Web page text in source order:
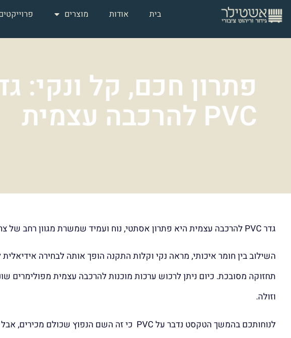
בית אודות מוצרים
פתרון חכם, קל ונקי:
PVC להרכבה עצמית
גדר PVC להרכבה עצמית היא פתרון אסתטי, נוח ועמיד שמשרת מגוון רחב של צרכים בבתים פרטיים, בגינות, בעסקים, בחניות ובמבנים ציבוריים.
השילוב בין חומר איכותי, מראה נקי וקלות התקנה הופך אותה לבחירה
וזולה.
לנוחותכם בהמשך הטקסט נדבר על PVC כי זה השם הנפוץ שכולם מכירים, אבל הדברים נכונים גם לגדרות מפולימרים אחרים.